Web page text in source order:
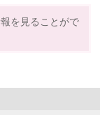
を見ることがで